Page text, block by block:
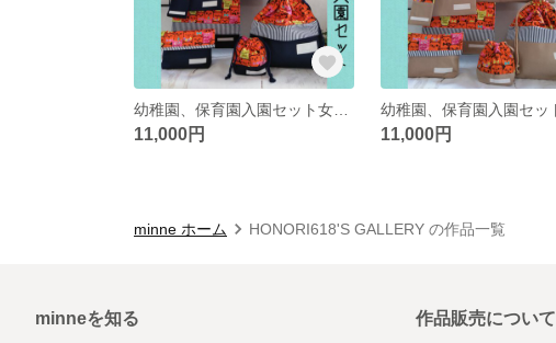
11,000円 11,000円
minne ホーム HONORI618'S GALLERY の作品一覧
minneを知る 作品販売について